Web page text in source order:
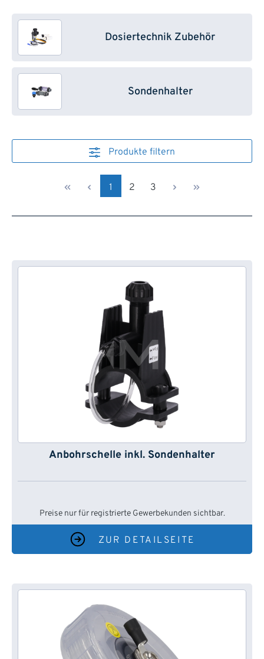
Dosiertechnik Zubehör
Sondenhalter
Produkte filtern
Seite
1 Seite
2 Seite
3
Anbohrschelle inkl. Sondenhalter
Preise nur für registrierte Gewerbekunden sichtbar.
ZUR DETAILSEITE